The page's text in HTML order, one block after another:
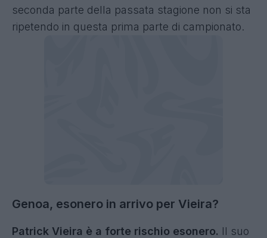
seconda parte della passata stagione non si sta
ripetendo in questa prima parte di campionato.
Genoa, esonero in arrivo per Vieira?
Patrick Vieira è a forte rischio esonero. Il suo